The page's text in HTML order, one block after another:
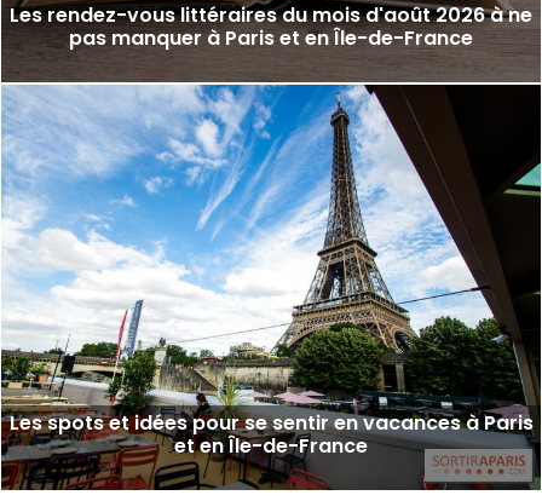
Les rendez-vous littéraires du mois d'août 2026 à ne
pas manquer à Paris et en Île-de-France
Les spots et idées pour se sentir en vacances à Paris
et en Île-de-France